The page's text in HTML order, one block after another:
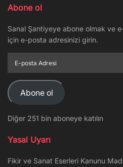
Abone ol
Sanal Şantiyeye abone olmak ve
için e-posta adresinizi girin.
posta
Adresi
Abone ol
Diğer 251 bin aboneye katılın
Yasal Uyarı
Fikir ve Sanat Eserleri Kanunu